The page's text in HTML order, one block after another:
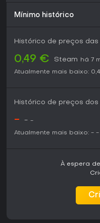
Mínimo histórico
Histórico de preços das
0,49 € Steam
há 7
Atualmente mais baixo:
Histórico de preços dos
- - -
Atualmente mais baixo: - -
À espera